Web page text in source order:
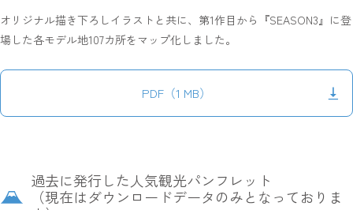
オリジナル描き下ろしイラストと共に、第1作目から『SEASON3』に登
場した各モデル地107カ所をマップ化しました。
PDF（1 MB）
過去に発行した人気観光パンフレット
（現在はダウンロードデータのみとなっておりま